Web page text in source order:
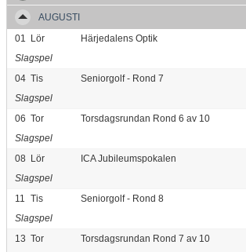
AUGUSTI
01
Lör
Härjedalens Optik
Slagspel
04 Tis
Seniorgolf - Rond 7
Slagspel
06 Tor
Torsdagsrundan Rond 6 av 10
Slagspel
08
Lör
ICA Jubileumspokalen
Slagspel
11 Tis
Seniorgolf - Rond 8
Slagspel
13 Tor Torsdagsrundan Rond 7 av 10